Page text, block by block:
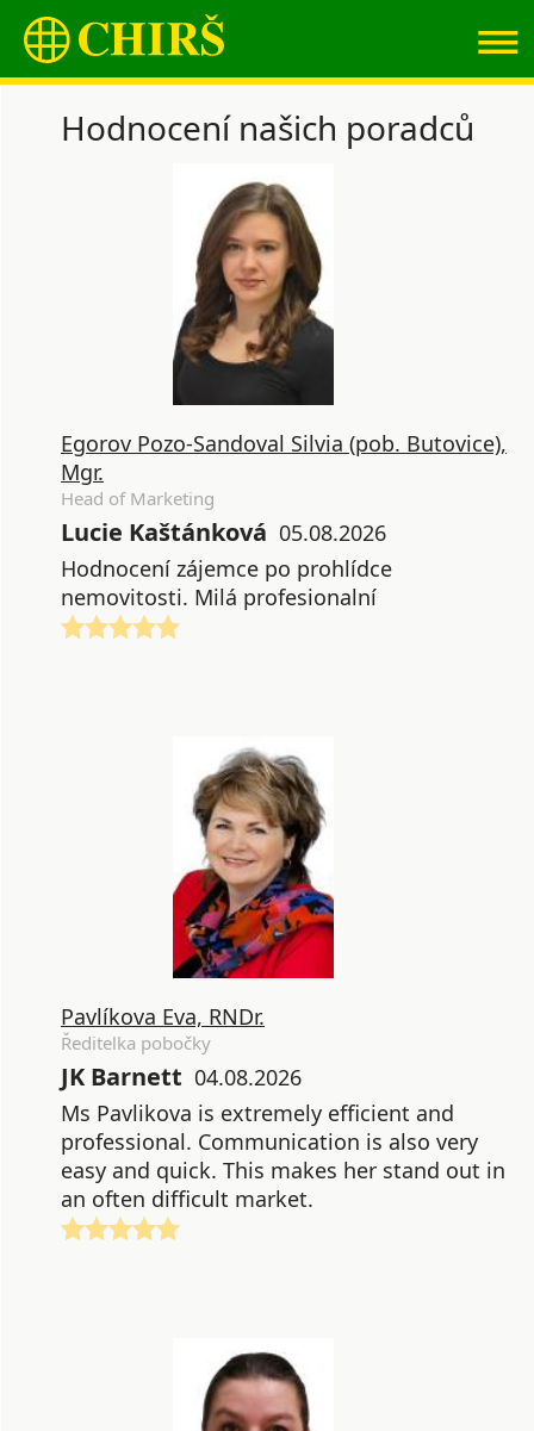
≡
Hodnocení našich poradců
Egorov Pozo-Sandoval Silvia (pob. Butovice),
Mgr.
Head of Marketing
Lucie Kaštánková 05.08.2026
Hodnocení zájemce po prohlídce
nemovitosti. Milá profesionalní
Pavlíkova Eva, RNDr.
Ředitelka pobočky
JK Barnett 04.08.2026
Ms Pavlikova is extremely efficient and
professional. Communication is also very
easy and quick. This makes her stand out in
an often difficult market.